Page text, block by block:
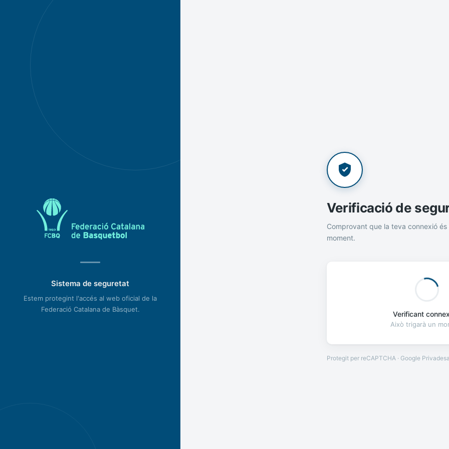
Sistema de seguretat
Estem protegint l'accés al web oficial de la
Federació Catalana de Bàsquet.
Verificació de
Comprovant que la teva connexió és
moment.
Verificant
Això trigarà un
Protegit per reCAPTCHA · Google Privadesa